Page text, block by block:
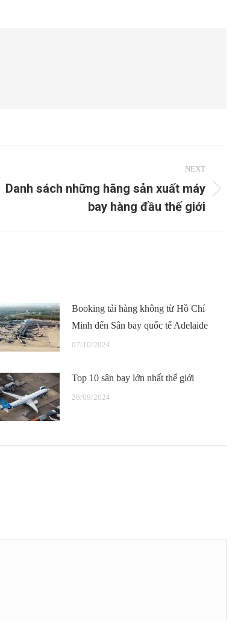
NEXT
NextDanh sách những hãng sản xuất máy
bay hàng đầu thế giới
Booking tải hàng không từ Hồ Chí
Minh đến Sân bay quốc tế Adelaide
07/10/2024
Top 10 sân bay lớn nhất thế giới
26/09/2024